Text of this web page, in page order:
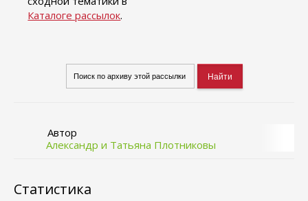
Каталоге рассылок.
Автор
Александр и Татьяна Плотниковы
Статистика